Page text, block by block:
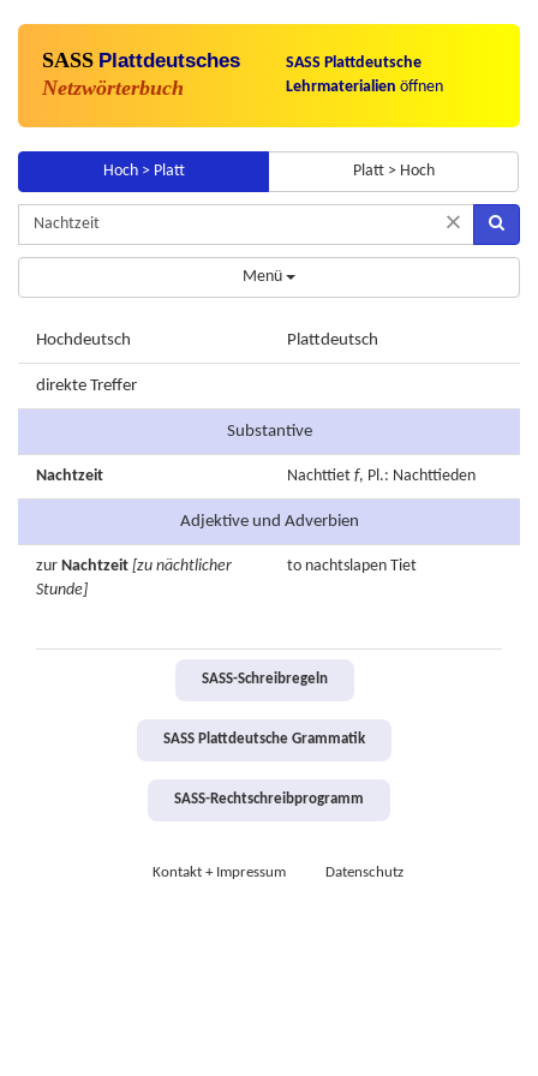
SASS Plattdeutsches
Netzwörterbuch
SASS Plattdeutsche
Lehrmaterialien öffnen
Hoch > Platt Platt > Hoch
×
Menü
Hochdeutsch Plattdeutsch
direkte Treffer
Substantive
Nachtzeit Nachttiet f, Pl.: Nachttieden
Adjektive und Adverbien
zur Nachtzeit [zu nächtlicher
Stunde]
to nachtslapen Tiet
SASS-Schreibregeln
SASS Plattdeutsche Grammatik
SASS-Rechtschreibprogramm
Kontakt + Impressum Datenschutz